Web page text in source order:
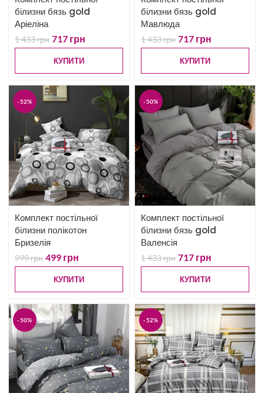
білизни бязь gold
Аріеліна
1 433грн 717 грн
КУПИТИ
білизни бязь gold
Мавлюда
1 433грн 717 грн
КУПИТИ
-52%
Комплект постільної
білизни полікотон
Бризелія
999грн 499 грн
КУПИТИ
-50%
Комплект постільної
білизни бязь gold
Валенсія
1 433грн 717 грн
КУПИТИ
-50% -52%